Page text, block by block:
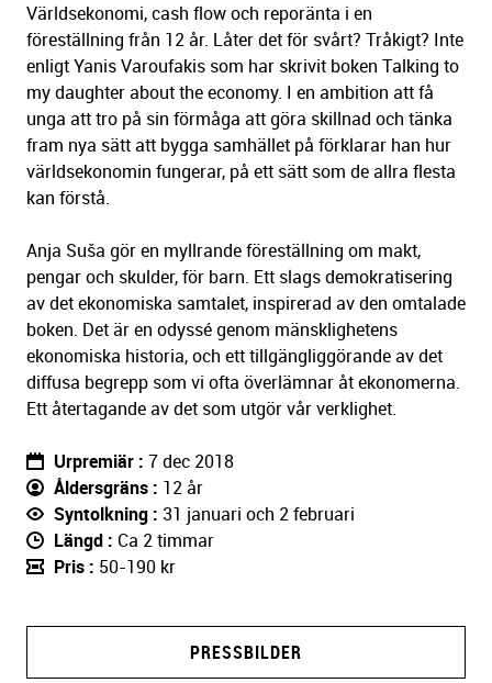
Världsekonomi, cash flow och reporänta i en
föreställning från 12 år. Låter det för svårt? Tråkigt? Inte
enligt Yanis Varoufakis som har skrivit boken Talking to
my daughter about the economy. I en ambition att få
unga att tro på sin förmåga att göra skillnad och tänka
fram nya sätt att bygga samhället på förklarar han hur
världsekonomin fungerar, på ett sätt som de allra flesta
kan förstå.
Anja Suša gör en myllrande föreställning om makt,
pengar och skulder, för barn. Ett slags demokratisering
av det ekonomiska samtalet, inspirerad av den omtalade
boken. Det är en odyssé genom mänsklighetens
ekonomiska historia, och ett tillgängliggörande av det
diffusa begrepp som vi ofta överlämnar åt ekonomerna.
Ett återtagande av det som utgör vår verklighet.
Urpremiär 7 dec 2018
Åldersgräns
12 år
Syntolkning
31 januari och 2 februari
Längd
Ca 2 timmar
Pris
50-190 kr
PRESSBILDER